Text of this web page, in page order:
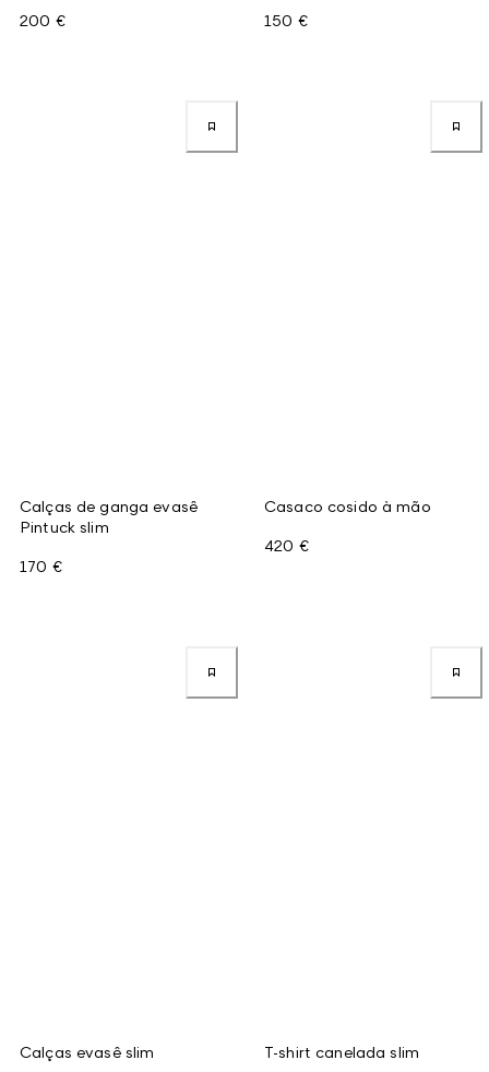
200 € 150 €
Calças de ganga evasê
Pintuck slim
170 €
Casaco cosido à mão
420 €
Calças evasê slim T-shirt canelada slim